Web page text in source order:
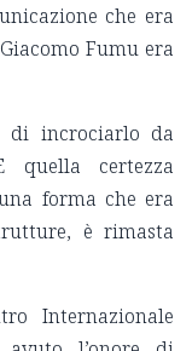
che era
Fumu era
incrociarlo da
certezza
forma che era
è rimasta
Internazionale